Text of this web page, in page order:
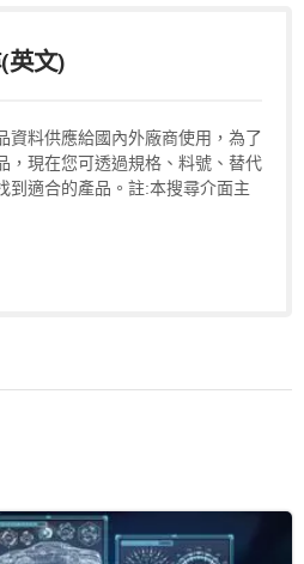
英文)
資料供應給國內外廠商使用，為了
，現在您可透過規格、料號、替代
到適合的產品。註:本搜尋介面主